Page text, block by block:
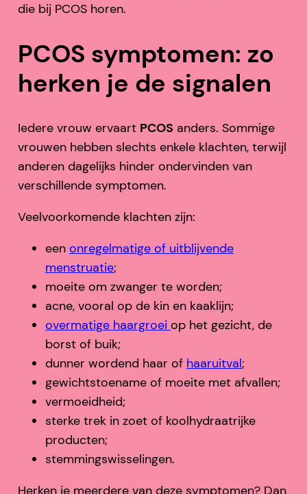
die bij PCOS horen.
PCOS symptomen: zo
herken je de signalen
Iedere vrouw ervaart PCOS anders. Sommige
vrouwen hebben slechts enkele klachten, terwijl
anderen dagelijks hinder ondervinden van
verschillende symptomen.
Veelvoorkomende klachten zijn:
een onregelmatige of uitblijvende
menstruatie;
moeite om zwanger te worden;
acne, vooral op de kin en kaaklijn;
overmatige haargroei op het gezicht, de
borst of buik;
dunner wordend haar of haaruitval;
gewichtstoename of moeite met afvallen;
vermoeidheid;
sterke trek in zoet of koolhydraatrijke
producten;
stemmingswisselingen.
Herken je meerdere van deze symptomen? Dan